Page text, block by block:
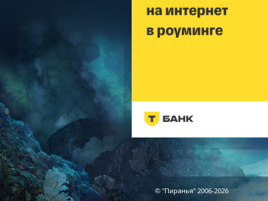
© "Пиранья" 2006-2026